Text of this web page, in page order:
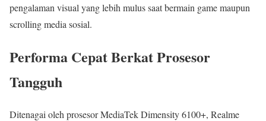
pengalaman visual yang lebih mulus saat bermain game maupun
scrolling media sosial.
Performa Cepat Berkat Prosesor
Tangguh
Ditenagai oleh prosesor MediaTek Dimensity 6100+, Realme